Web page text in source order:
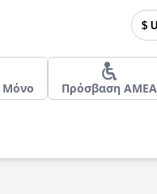
$
Μόνο Πρόσβαση ΑΜΕΑ